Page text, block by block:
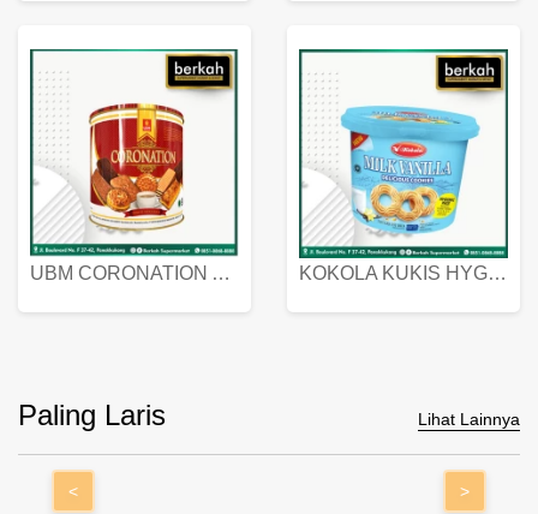
UBM CORONATION ASSORTED BISKUIT KALENG 450 GRAM KOKOLA KUKIS HYGIENIC MILK VANILLA PACK 320 GR
Paling Laris Lihat Lainnya
< >